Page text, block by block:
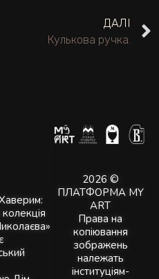
ДАЛІ
Кулькова ручка.
2026 ©
ПЛАТФОРМА MY
ART
Права на
копіювання
зображень
належать
інституціям-